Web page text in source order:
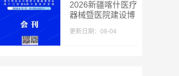
2026新疆喀什医疗
器械暨医院建设博
中医药大健康博览
更新日期：08-04